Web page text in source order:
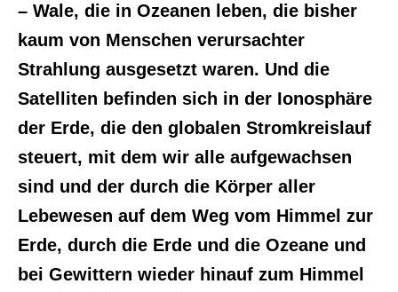
– Wale, die in Ozeanen leben, die bisher
kaum von Menschen verursachter
Strahlung ausgesetzt waren. Und die
Satelliten befinden sich in der Ionosphäre
der Erde, die den globalen Stromkreislauf
steuert, mit dem wir alle aufgewachsen
sind und der durch die Körper aller
Lebewesen auf dem Weg vom Himmel zur
Erde, durch die Erde und die Ozeane und
bei Gewittern wieder hinauf zum Himmel